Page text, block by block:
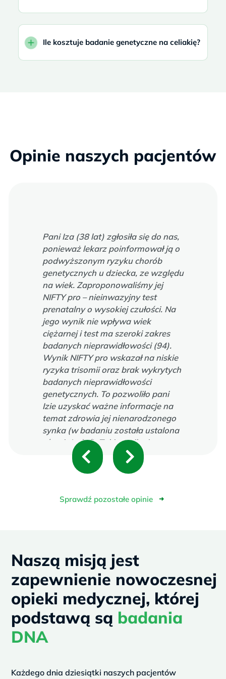
Ile kosztuje badanie genetyczne na celiakię?
Opinie naszych pacjentów
Pani Iza (38 lat) zgłosiła się do nas,
ponieważ lekarz poinformował ją o
podwyższonym ryzyku chorób
genetycznych u dziecka, ze względu
na wiek. Zaproponowaliśmy jej
NIFTY pro – nieinwazyjny test
prenatalny o wysokiej czułości. Na
jego wynik nie wpływa wiek
ciężarnej i test ma szeroki zakres
badanych nieprawidłowości (94).
Wynik NIFTY pro wskazał na niskie
ryzyka trisomii oraz brak wykrytych
badanych nieprawidłowości
genetycznych. To pozwoliło pani
Izie uzyskać ważne informacje na
temat zdrowia jej nienarodzonego
synka (w badaniu została ustalona
również płeć). Taki wynik nie
wymagał potwierdzenia badaniem
inwazyjnym, dlatego pani Iza nie
P
r
e
o
u
s
N
e
x
Sprawdź pozostałe opinie ➜
Naszą misją jest
zapewnienie nowoczesnej
opieki medycznej, której
podstawą są badania
DNA
Każdego dnia dziesiątki naszych pacjentów